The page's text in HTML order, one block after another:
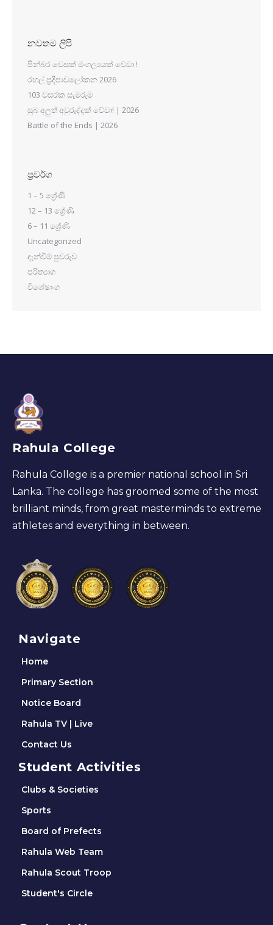
නවතම ලිපි
පින්බර වෙසක් මංගල්‍යයක් වේවා !
රහල් ප්‍රදීපාවලෝකන 2026
103 වසරක සැමරුම
සුබ අලුත් අවුරුද්දක් වේවා! | 2026
Battle of the Ends | 2026
ප්‍රවර්ග
1 – 5 ශ්‍රේණි
12 – 13 ශ්‍රේණි
6 – 11 ශ්‍රේණි
Uncategorized
දැන්වීම් පුවරුව
පරිත්‍යාග
විශේෂාංග
Rahula College
Rahula College is a premier national school in Sri
Lanka. The college has groomed some of the most
brilliant minds, from great masterminds to extreme
athletes and everything in between.
Navigate
Home
Primary Section
Notice Board
Rahula TV | Live
Contact Us
Student Activities
Clubs & Societies
Sports
Board of Prefects
Rahula Web Team
Rahula Scout Troop
Student's Circle